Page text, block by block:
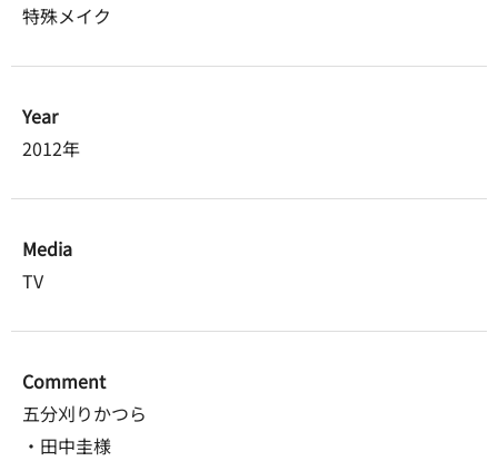
特殊メイク
Year
2012年
Media
TV
Comment
五分刈りかつら
・田中圭様